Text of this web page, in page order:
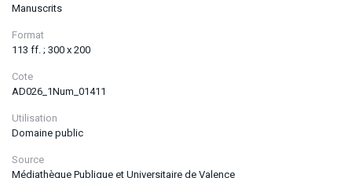
Manuscrits
Format
113 ff. ; 300 x 200
Cote
AD026_1Num_01411
Utilisation
Domaine public
Source
Médiathèque Publique et Universitaire de Valence